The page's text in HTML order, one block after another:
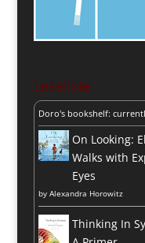
Leseliste
Doro's bookshelf:
On Looking:
Walks with
Eyes
by Alexandra Horowitz
Thinking In